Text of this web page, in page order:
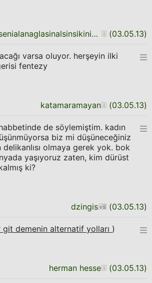
senialanaglasinalsinsikinicaliyabaglasin (03.05.13)
varsa oluyor. herşeyin ilki
fentezy
katamaramayan (03.05.13)
de söylemiştim. kadın
biz mi düşüneceğiniz
delikanlısı olmaya gerek yok. bok
yaşıyoruz zaten, kim dürüst
ki?
dzingis (03.05.13)
git demenin alternatif yolları )
herman hesse (03.05.13)